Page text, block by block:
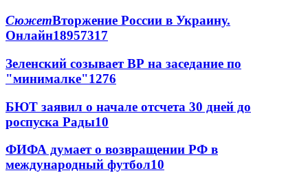
СюжетВторжение России в Украину.
Онлайн18957317
Зеленский созывает ВР на заседание по
"минималке"1276
БЮТ заявил о начале отсчета 30 дней до
роспуска Рады10
ФИФА думает о возвращении РФ в
международный футбол10